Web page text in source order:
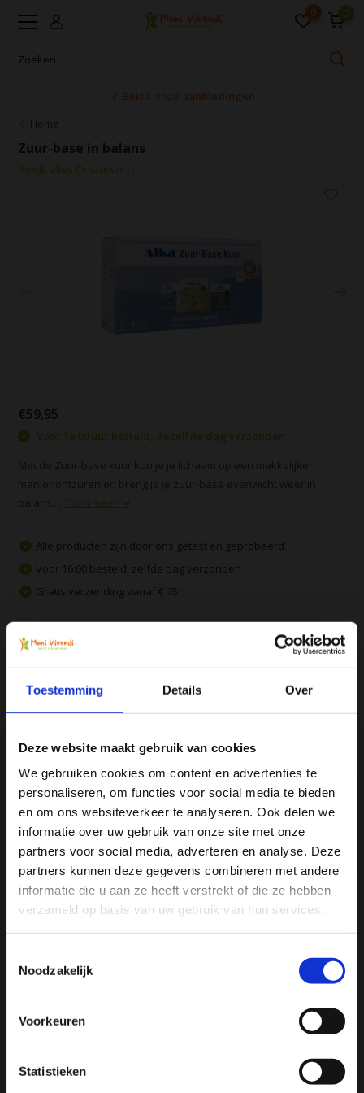
Toestemming Details Over
Deze website maakt gebruik van cookies
We gebruiken cookies om content en advertenties te
personaliseren, om functies voor social media te bieden
en om ons websiteverkeer te analyseren. Ook delen we
informatie over uw gebruik van onze site met onze
partners voor social media, adverteren en analyse. Deze
partners kunnen deze gegevens combineren met andere
informatie die u aan ze heeft verstrekt of die ze hebben
verzameld op basis van uw gebruik van hun services.
Noodzakelijk
Voorkeuren
Statistieken
0 0
🚩 Bekijk onze aanbiedingen
Zuur-base in balans
Bekijk alles Ontzuren
€59,95
Voor 16:00 uur besteld, dezelfde dag verzonden
balans....Toon meer
Alle producten zijn door ons getest en geprobeerd
Voor 16:00 besteld, zelfde dag verzonden
Gratis verzending vanaf € 75
Vergelijk
Productomschrijving
Specificaties
Reviews
Delen
Mani Vivendi gezondheidsproducten: Net dat
bevorderen en klachten helpen voorkomen.
Ja, ik wil 5% korting op mijn
volgende bestelling!
Ontvang direct 5% kortingop je volgende aankoop en
profiteer maandelijks van hoge kortingen door je te
abonneren op onze leuke nieuwsbrief! 😀
ons? Stuur een e-mail naar
en je